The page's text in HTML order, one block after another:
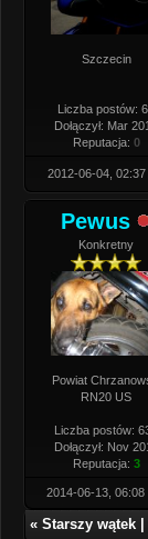
Szczecin
Liczba postów:
Dołączył: Mar
Reputacja: 0
2012-06-04, 02:37
Pewus
Konkretny
Powiat
RN20 US
Liczba postów:
Dołączył: Nov
Reputacja: 3
2014-06-13, 06:08
« Starszy wątek